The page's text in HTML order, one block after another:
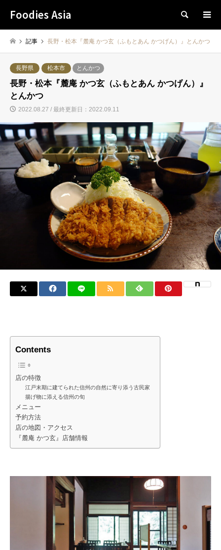
Foodies Asia 検索
記事 長野・松本『麓庵 かつ玄（ふもとあん かつげん）』とんかつ
長野県 松本市 とんかつ
長野・松本『麓庵 かつ玄（ふもとあん かつげん）』
とんかつ
2022.08.27 / 最終更新日：2022.09.11
Contents
店の特徴
江戸末期に建てられた信州の自然に寄り添う古民家
揚げ物に添える信州の旬
メニュー
予約方法
店の地図・アクセス
『麓庵 かつ玄』店舗情報